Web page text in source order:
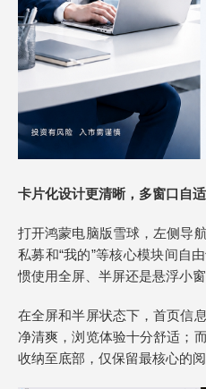
卡片化设计更清晰 ，多窗口自
打开鸿蒙电脑版雪球，左侧导
私募和“我的”等核心模块间自
惯使用全屏、半屏还是悬浮小
在全屏和半屏状态下，首页信
净清爽，浏览体验十分舒适；
收纳至底部，仅保留最核心的